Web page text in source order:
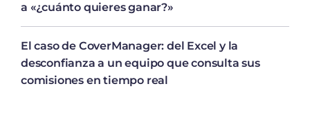
a «¿cuánto quieres ganar?»
El caso de CoverManager: del Excel y la
desconfianza a un equipo que consulta sus
comisiones en tiempo real